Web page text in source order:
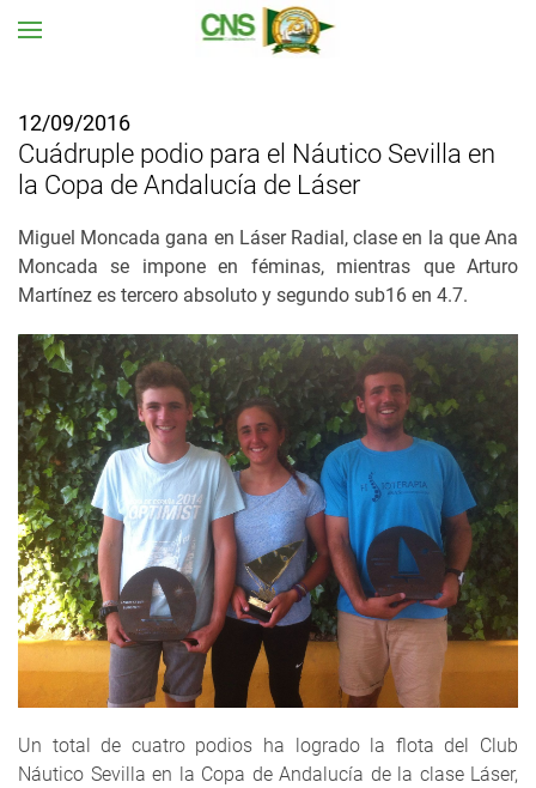
12/09/2016
Cuádruple podio para el Náutico Sevilla en
la Copa de Andalucía de Láser
Miguel Moncada gana en Láser Radial, clase en la que Ana
Moncada se impone en féminas, mientras que Arturo
Martínez es tercero absoluto y segundo sub16 en 4.7.
Un total de cuatro podios ha logrado la flota del Club
Náutico Sevilla en la Copa de Andalucía de la clase Láser,